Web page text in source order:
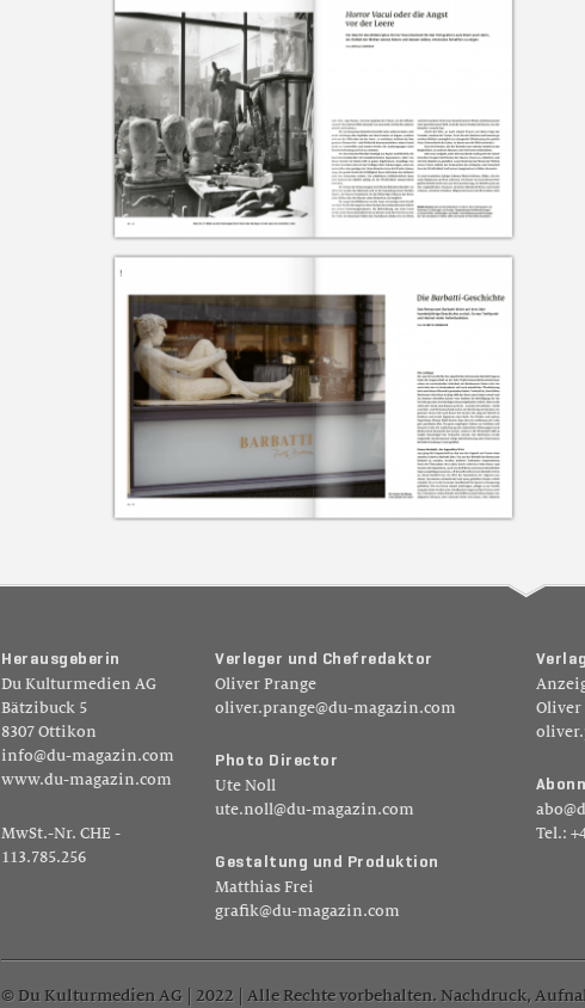
H er au sg eb er in
Du Kulturmedien AG
Bätzibuck 5
8307 Ottikon
info@du-magazin.com
www.du-magazin.com
MwSt.-Nr. CHE -
113.785.256
Ver leger un d Ch ef reda kt or
Oliver Prange
oliver.prange@du-magazin.com
Pho to D ir ecto r
Ute Noll
ute.noll@du-magazin.com
G esta lt un g un d Pr od ukti on
Matthias Frei
grafik@du-magazin.com
Verl ag
Oliver
Ab on n
Tel.:
© Du Kulturmedien AG | 2022 | Alle Rechte vorbehalten. Nachdruck,